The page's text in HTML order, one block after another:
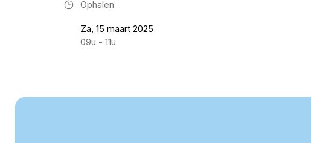
Ophalen
Za, 15 maart 2025
09u - 11u